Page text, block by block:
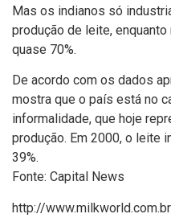
Mas os indianos só
produção de leite,
quase 70%.
De acordo com os dados
mostra que o paí­s está no
informalidade, que hoje
produção. Em 2000, o leite
39%.
Fonte: Capital News
http://